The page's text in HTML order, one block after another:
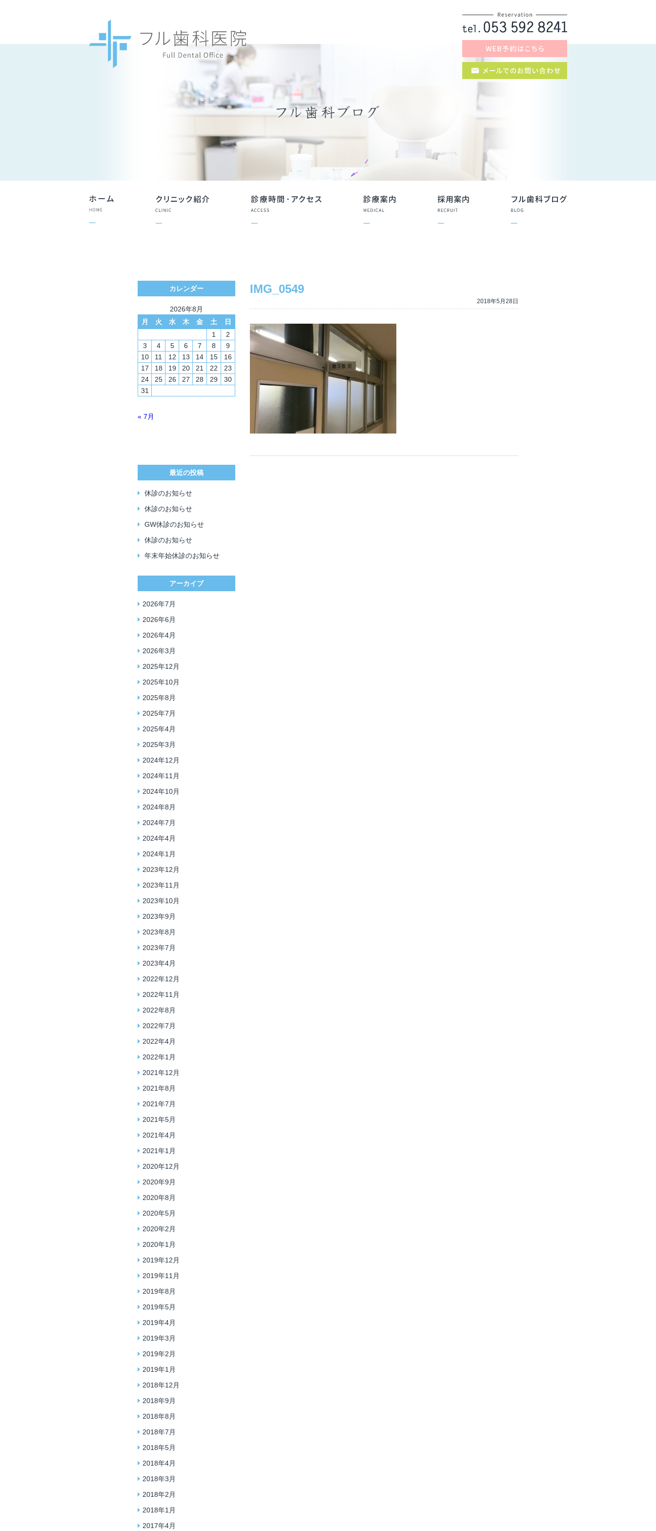
IMG_0549
2018年5月28日
カレンダー
2026年8月
月
火 水 木 金 土
日
1
2
3
4 5 6 7 8
9
10
11 12 13 14 15
16
17
18 19 20 21 22
23
24
25 26 27 28 29
30
31
« 7月
最近の投稿
休診のお知らせ
休診のお知らせ
GW休診のお知らせ
休診のお知らせ
年末年始休診のお知らせ
アーカイブ
2026年7月
2026年6月
2026年4月
2026年3月
2025年12月
2025年10月
2025年8月
2025年7月
2025年4月
2025年3月
2024年12月
2024年11月
2024年10月
2024年8月
2024年7月
2024年4月
2024年1月
2023年12月
2023年11月
2023年10月
2023年9月
2023年8月
2023年7月
2023年4月
2022年12月
2022年11月
2022年8月
2022年7月
2022年4月
2022年1月
2021年12月
2021年8月
2021年7月
2021年5月
2021年4月
2021年1月
2020年12月
2020年9月
2020年8月
2020年5月
2020年2月
2020年1月
2019年12月
2019年11月
2019年8月
2019年5月
2019年4月
2019年3月
2019年2月
2019年1月
2018年12月
2018年9月
2018年8月
2018年7月
2018年5月
2018年4月
2018年3月
2018年2月
2018年1月
2017年4月